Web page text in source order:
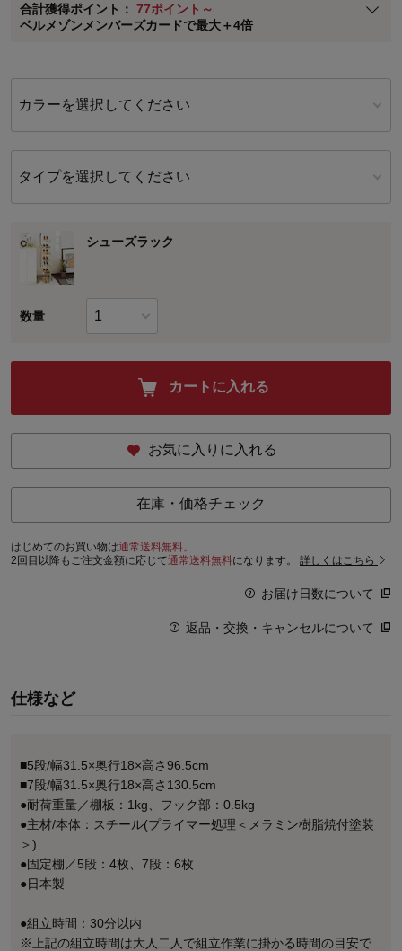
合計獲得ポイント： 77ポイント～
ベルメゾンメンバーズカードで最大＋4倍
※メンバーズカードの加算ポイントはステージ倍率適用前の基本ポイント
に対して適用されます。
カラーを選択してください
タイプを選択してください
シューズラック
数量
カートに入れる
お気に入りに入れる
在庫・価格チェック
はじめてのお買い物は通常送料無料。
2回目以降もご注文金額に応じて通常送料無料になります。 詳しくはこちら
お届け日数について
返品・交換・キャンセルについて
仕様など
■5段/幅31.5×奥行18×高さ96.5cm
■7段/幅31.5×奥行18×高さ130.5cm
●耐荷重量／棚板：1kg、フック部：0.5kg
●主材/本体：スチール(プライマー処理＜メラミン樹脂焼付塗装
＞)
●固定棚／5段：4枚、7段：6枚
●日本製
●組立時間：30分以内
※上記の組立時間は大人二人で組立作業に掛かる時間の目安で